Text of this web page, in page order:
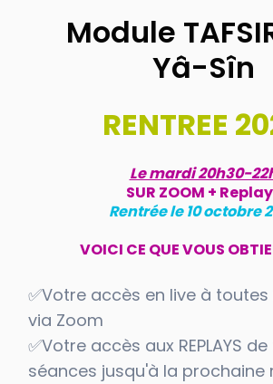
Module
Yâ-Sîn
RENTREE
Le mardi 20h30-
SUR ZOOM +
Rentrée le 10 octobre
VOICI CE QUE VOUS
✅Votre accès en live à
via Zoom
✅Votre accès aux REPLAYS
séances jusqu'à la prochaine